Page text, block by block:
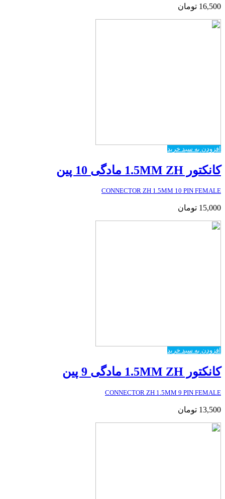
16,500 تومان
افزودن به سبد خرید
کانکتور 1.5MM ZH مادگی 10 پین
CONNECTOR ZH 1.5MM 10 PIN FEMALE
15,000 تومان
افزودن به سبد خرید
کانکتور 1.5MM ZH مادگی 9 پین
CONNECTOR ZH 1.5MM 9 PIN FEMALE
13,500 تومان